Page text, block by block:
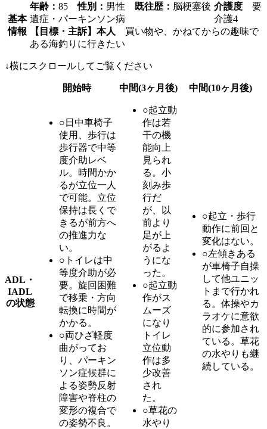
基本
情報
年齢： 85性別： 男性 既往歴： 脳梗塞後
遺症・パーキンソン病
介護度 要
介護4
【目標・主訴】本人
買い物や、かねてからの趣味で
ある海釣りに行きたい
↓横にスクロールしてご覧ください
開始時 中間(3ヶ月後) 中間(10ヶ月後)
ADL・
IADL
の状態
○日中車椅子
使用、歩行は
歩行器で中等
度介助レベ
ル。時間かか
るが立位一人
で可能。立位
保持は長くで
きるが前方へ
の推進力な
い。
○トイレは中
等度介助が必
要。旋回困難
で移乗・方向
転換に時間が
かかる。
○両ひざ軽度
曲がってお
り、パーキン
ソン症候群に
よる姿勢反射
障害や脊柱の
変形の複合で
の姿勢不良。
○起立動
作は若
干の機
能向上
見られ
る。小
刻み歩
行だ
が、以
前より
足が上
がるよ
うにな
った。
○起立動
作がス
ムーズ
になり
トイレ
立位動
作は多
少改善
され
た。
○草花の
水やり
○起立・歩行
動作に前回と
変化はない。
○左傾きある
が車椅子自操
して他ユニッ
トまで行かれ
る。体操やカ
ラオケに意欲
的に参加され
ている。草花
の水やりも継
続している。